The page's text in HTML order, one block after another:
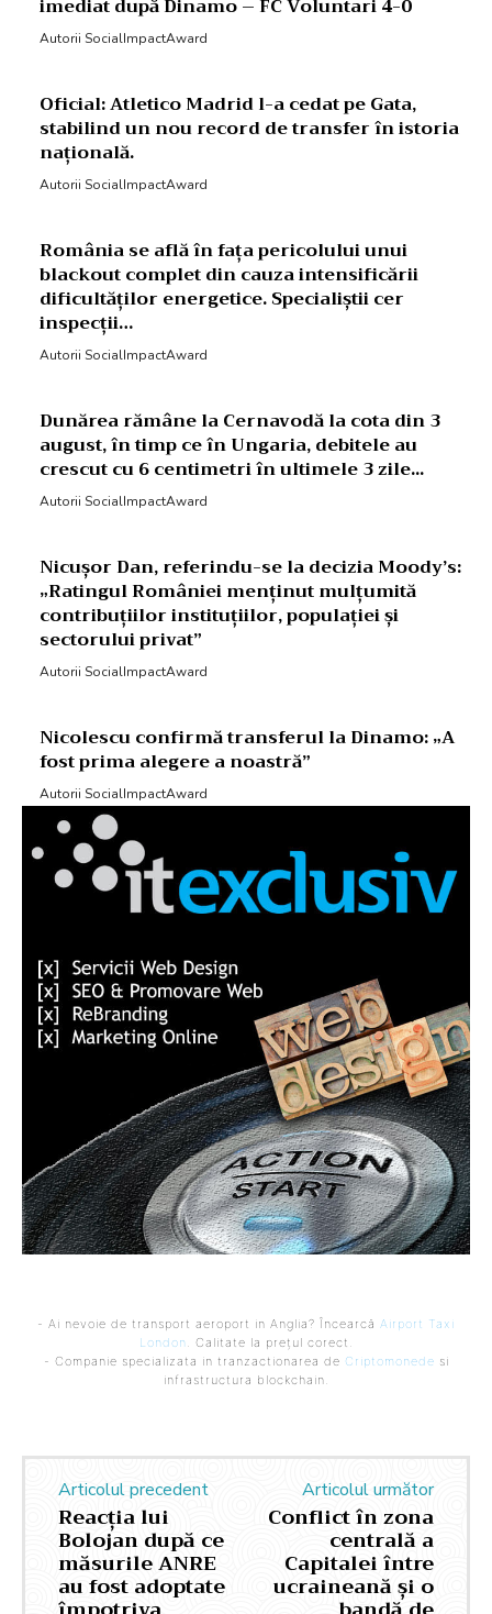
imediat după Dinamo – FC Voluntari 4-0
Autorii SocialImpactAward
Oficial: Atletico Madrid l-a cedat pe Gata,
stabilind un nou record de transfer în istoria
națională.
Autorii SocialImpactAward
România se află în fața pericolului unui
blackout complet din cauza intensificării
dificultăților energetice. Specialiștii cer
inspecții…
Autorii SocialImpactAward
Dunărea rămâne la Cernavodă la cota din 3
august, în timp ce în Ungaria, debitele au
crescut cu 6 centimetri în ultimele 3 zile...
Autorii SocialImpactAward
Nicușor Dan, referindu-se la decizia Moody’s:
„Ratingul României menținut mulțumită
contribuțiilor instituțiilor, populației și
sectorului privat”
Autorii SocialImpactAward
Nicolescu confirmă transferul la Dinamo: „A
fost prima alegere a noastră”
Autorii SocialImpactAward
- Ai nevoie de transport aeroport in Anglia? Încearcă Airport Taxi
London. Calitate la prețul corect.
- Companie specializata in tranzactionarea de Criptomonede si
infrastructura blockchain.
Articolul precedent
Reacția lui
Bolojan după ce
măsurile ANRE
au fost adoptate
Articolul următor
Conflict în zona
centrală a
Capitalei între
ucraineană și o